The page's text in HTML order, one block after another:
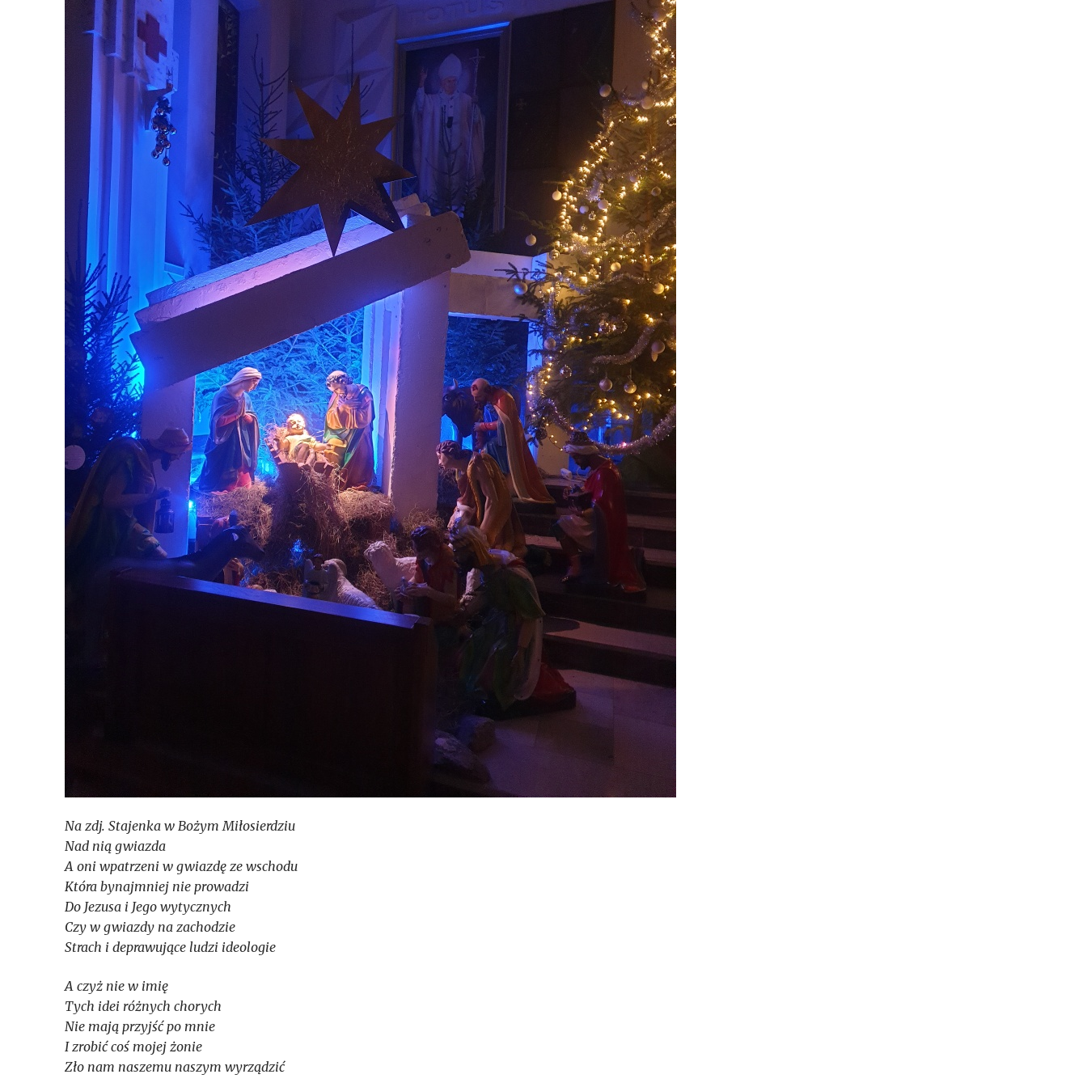
Na zdj. Stajenka w Bożym Miłosierdziu
Nad nią gwiazda
A oni wpatrzeni w gwiazdę ze wschodu
Która bynajmniej nie prowadzi
Do Jezusa i Jego wytycznych
Czy w gwiazdy na zachodzie
Strach i deprawujące ludzi ideologie
A czyż nie w imię
Tych idei różnych chorych
Nie mają przyjść po mnie
I zrobić coś mojej żonie
Zło nam naszemu naszym wyrządzić